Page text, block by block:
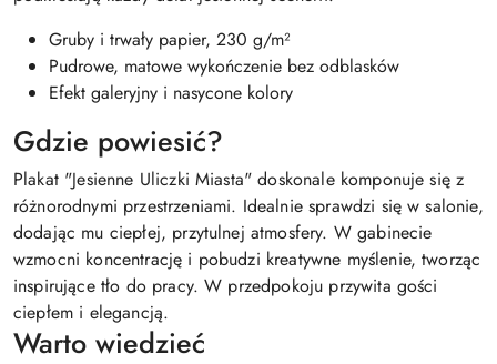
Gruby i trwały papier, 230 g/m²
Pudrowe, matowe wykończenie bez odblasków
Efekt galeryjny i nasycone kolory
Gdzie powiesić?
Plakat "Jesienne Uliczki Miasta" doskonale komponuje się z
różnorodnymi przestrzeniami. Idealnie sprawdzi się w salonie,
dodając mu ciepłej, przytulnej atmosfery. W gabinecie
wzmocni koncentrację i pobudzi kreatywne myślenie, tworząc
inspirujące tło do pracy. W przedpokoju przywita gości
ciepłem i elegancją.
Warto wiedzieć